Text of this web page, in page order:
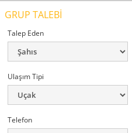
GRUP TALEBİ
Talep Eden
Ulaşım Tipi
Telefon